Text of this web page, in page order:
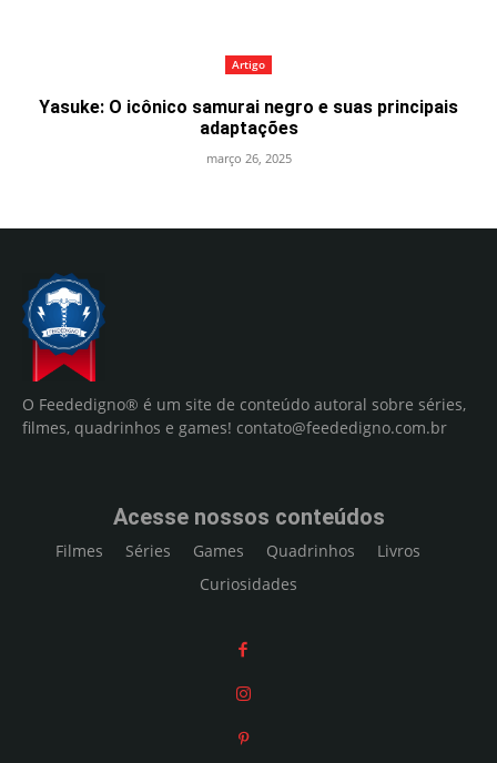
Artigo
Yasuke: O icônico samurai negro e suas principais
adaptações
março 26, 2025
O Feededigno® é um site de conteúdo autoral sobre séries,
filmes, quadrinhos e games! contato@feededigno.com.br
Acesse nossos conteúdos
Filmes Séries Games Quadrinhos
Livros
Curiosidades